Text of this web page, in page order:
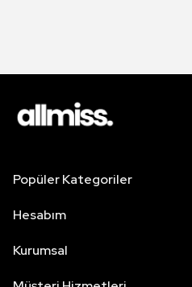
Popüler Kategoriler
Hesabım
Kurumsal